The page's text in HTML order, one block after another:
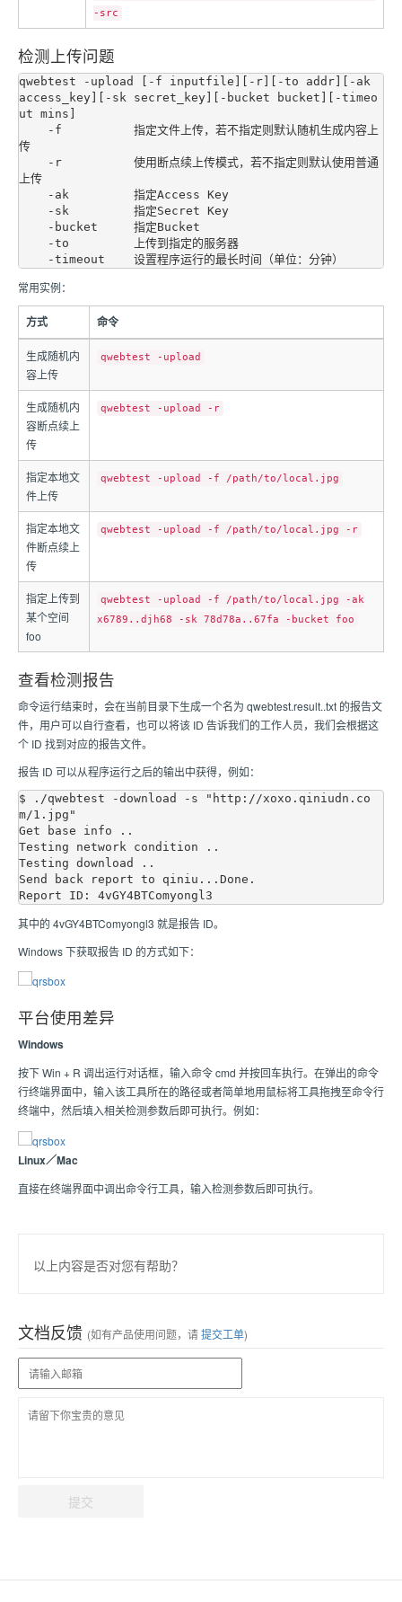
-src
检测上传问题
qwebtest -upload [-f inputfile][-r][-to addr][-ak
access_key][-sk secret_key][-bucket bucket][-timeo
ut mins]
传
上传
常用实例：
方式 命令
生成随机内
容上传
qwebtest -upload
生成随机内
容断点续上
传
qwebtest -upload -r
指定本地文
件上传
qwebtest -upload -f /path/to/local.jpg
指定本地文
件断点续上
传
qwebtest -upload -f /path/to/local.jpg -r
指定上传到
某个空间
foo
qwebtest -upload -f /path/to/local.jpg -ak
x6789..djh68 -sk 78d78a..67fa -bucket foo
查看检测报告
命令运行结束时，会在当前目录下生成一个名为 qwebtest.result..txt 的报告文
件，用户可以自行查看，也可以将该 ID 告诉我们的工作人员，我们会根据这
个 ID 找到对应的报告文件。
报告 ID 可以从程序运行之后的输出中获得，例如：
$ ./qwebtest -download -s "http://xoxo.qiniudn.co
m/1.jpg"
Get base info ..
Testing network condition ..
Testing download ..
Send back report to qiniu...Done.
其中的 4vGY4BTComyongl3 就是报告 ID。
Windows 下获取报告 ID 的方式如下：
平台使用差异
Windows
按下 Win + R 调出运行对话框，输入命令 cmd 并按回车执行。在弹出的命令
行终端界面中，输入该工具所在的路径或者简单地用鼠标将工具拖拽至命令行
终端中，然后填入相关检测参数后即可执行。例如：
Linux／Mac
直接在终端界面中调出命令行工具，输入检测参数后即可执行。
以上内容是否对您有帮助？
文档反馈 (如有产品使用问题，请提交工单)
提交